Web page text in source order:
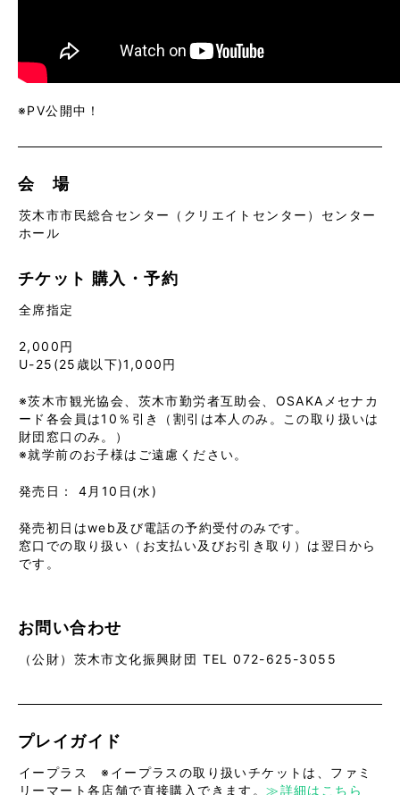
※PV公開中！
会 場
茨木市市民総合センター（クリエイトセンター）センター
ホール
チケット 購入・予約
全席指定
2,000円
U-25(25歳以下)1,000円
※茨木市観光協会、茨木市勤労者互助会、OSAKAメセナカ
ード各会員は10％引き（割引は本人のみ。この取り扱いは
財団窓口のみ。）
※就学前のお子様はご遠慮ください。
発売日： 4月10日(水)
発売初日はweb及び電話の予約受付のみです。
窓口での取り扱い（お支払い及びお引き取り）は翌日から
です。
お問い合わせ
（公財）茨木市文化振興財団 TEL 072-625-3055
プレイガイド
イープラス ※イープラスの取り扱いチケットは、ファミ
リーマート各店舗で直接購入できます。≫詳細はこちら